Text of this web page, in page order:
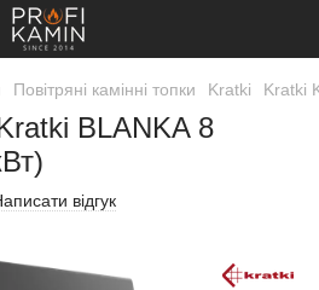
Повітряні камінні топки Kratki Kratki
BLANKA 8
відгук